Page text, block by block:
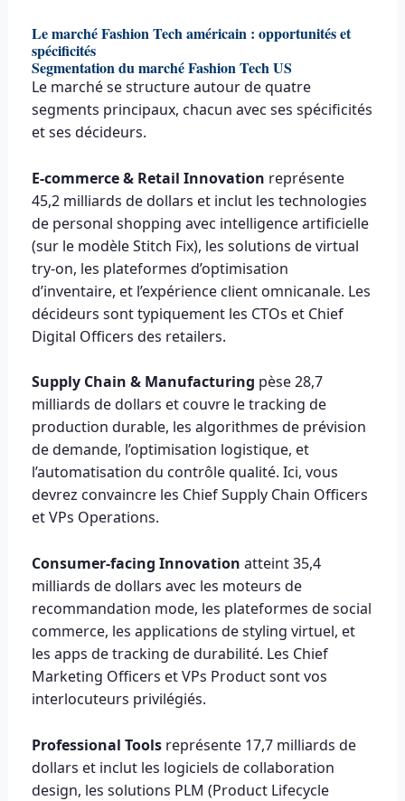
Le marché Fashion Tech américain : opportunités et
spécificités
Segmentation du marché Fashion Tech US
Le marché se structure autour de quatre
segments principaux, chacun avec ses spécificités
et ses décideurs.
E-commerce & Retail Innovation représente
45,2 milliards de dollars et inclut les technologies
de personal shopping avec intelligence artificielle
(sur le modèle Stitch Fix), les solutions de virtual
try-on, les plateformes d’optimisation
d’inventaire, et l’expérience client omnicanale. Les
décideurs sont typiquement les CTOs et Chief
Digital Officers des retailers.
Supply Chain & Manufacturing pèse 28,7
milliards de dollars et couvre le tracking de
production durable, les algorithmes de prévision
de demande, l’optimisation logistique, et
l’automatisation du contrôle qualité. Ici, vous
devrez convaincre les Chief Supply Chain Officers
et VPs Operations.
Consumer-facing Innovation atteint 35,4
milliards de dollars avec les moteurs de
recommandation mode, les plateformes de social
commerce, les applications de styling virtuel, et
les apps de tracking de durabilité. Les Chief
Marketing Officers et VPs Product sont vos
interlocuteurs privilégiés.
Professional Toolsreprésente 17,7 milliards de
dollars et inclut les logiciels de collaboration
design, les solutions PLM (Product Lifecycle